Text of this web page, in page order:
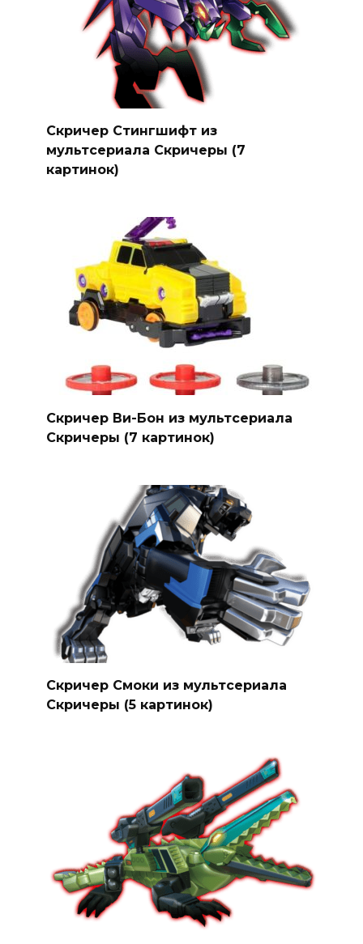
Скричер Стингшифт из
мультсериала Скричеры (7
картинок)
Скричер Ви-Бон из мультсериала
Скричеры (7 картинок)
Скричер Смоки из мультсериала
Скричеры (5 картинок)